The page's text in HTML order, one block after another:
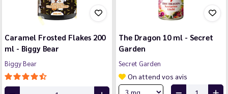
Caramel Frosted Flakes 200
ml - Biggy Bear
Biggy Bear
The Dragon 10 ml - Secret
Garden
Secret Garden
On attend vos avis